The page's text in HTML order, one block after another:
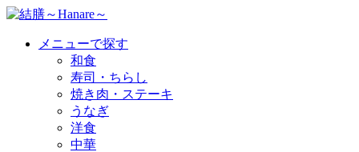
メニューで探す
和食
寿司・ちらし
焼き肉・ステーキ
うなぎ
洋食
中華